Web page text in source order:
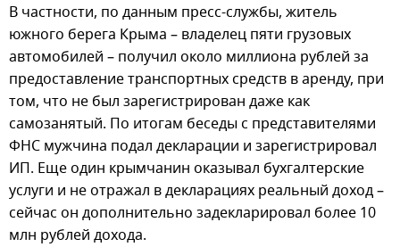
В частности, по данным пресс-службы, житель
южного берега Крыма – владелец пяти грузовых
автомобилей – получил около миллиона рублей за
предоставление транспортных средств в аренду, при
том, что не был зарегистрирован даже как
самозанятый. По итогам беседы с представителями
ФНС мужчина подал декларации и зарегистрировал
ИП. Еще один крымчанин оказывал бухгалтерские
услуги и не отражал в декларациях реальный доход –
сейчас он дополнительно задекларировал более 10
млн рублей дохода.